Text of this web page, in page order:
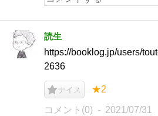
読生
https://booklog.jp/users/
2636
ナイス ★2
コメント(0) 2021/07/31